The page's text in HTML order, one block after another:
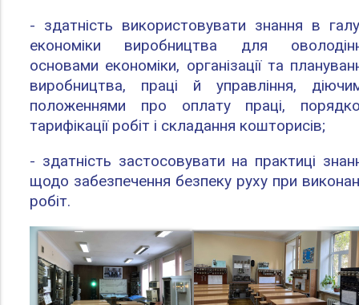
- здатність використовувати знання в
економіки виробництва для
основами економіки, організації та
виробництва, праці й управління,
положеннями про оплату праці,
тарифікації робіт і складання кошторисів;
- здатність застосовувати на практиці
щодо забезпечення безпеку руху при
робіт.